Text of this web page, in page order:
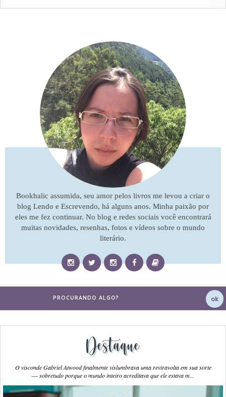
Bookhalic assumida, seu amor pelos livros me levou a criar o
blog Lendo e Escrevendo, há alguns anos. Minha paixão por
eles me fez continuar. No blog e redes sociais você encontrará
muitas novidades, resenhas, fotos e vídeos sobre o mundo
literário.
Destaque
O visconde Gabriel Atwood finalmente vislumbrava uma reviravolta em sua sorte
― sobretudo porque o mundo inteiro acreditava que ele estava m...